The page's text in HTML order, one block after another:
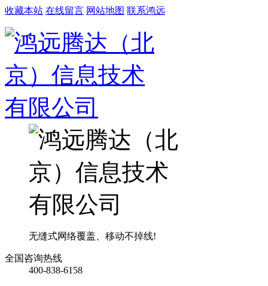
收藏本站 在线留言 网站地图 联系鸿远
无缝式网络覆盖、移动不掉线!
全国咨询热线
400-838-6158